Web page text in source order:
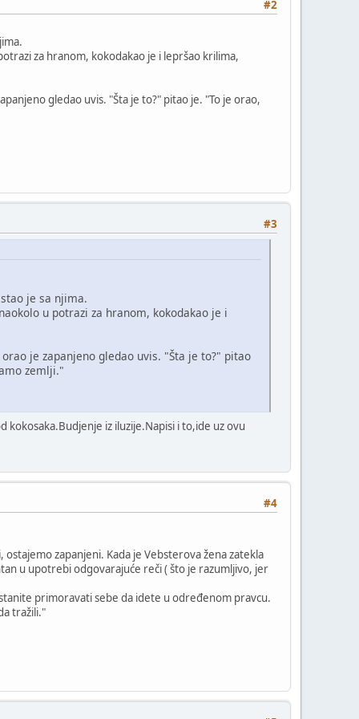
#2
za hranom, kokodakao je i lepršao krilima,
gledao uvis. "Šta je to?" pitao je. "To je orao,
#3
je sa njima.
u potrazi za hranom, kokodakao je i
je zapanjeno gledao uvis. "Šta je to?" pitao
zemlji."
kokosaka.Budjenje iz iluzije.Napisi i to,ide uz ovu
#4
zapanjeni. Kada je Vebsterova žena zatekla
u upotrebi odgovarajuće reči ( što je razumljivo, jer
primoravati sebe da idete u određenom pravcu.
tražili."